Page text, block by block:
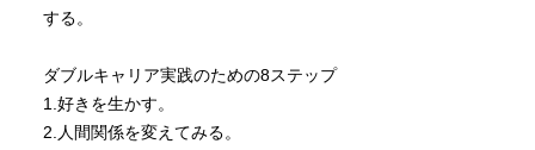
する。
ダブルキャリア実践のための8ステップ
1.好きを生かす。
2.人間関係を変えてみる。